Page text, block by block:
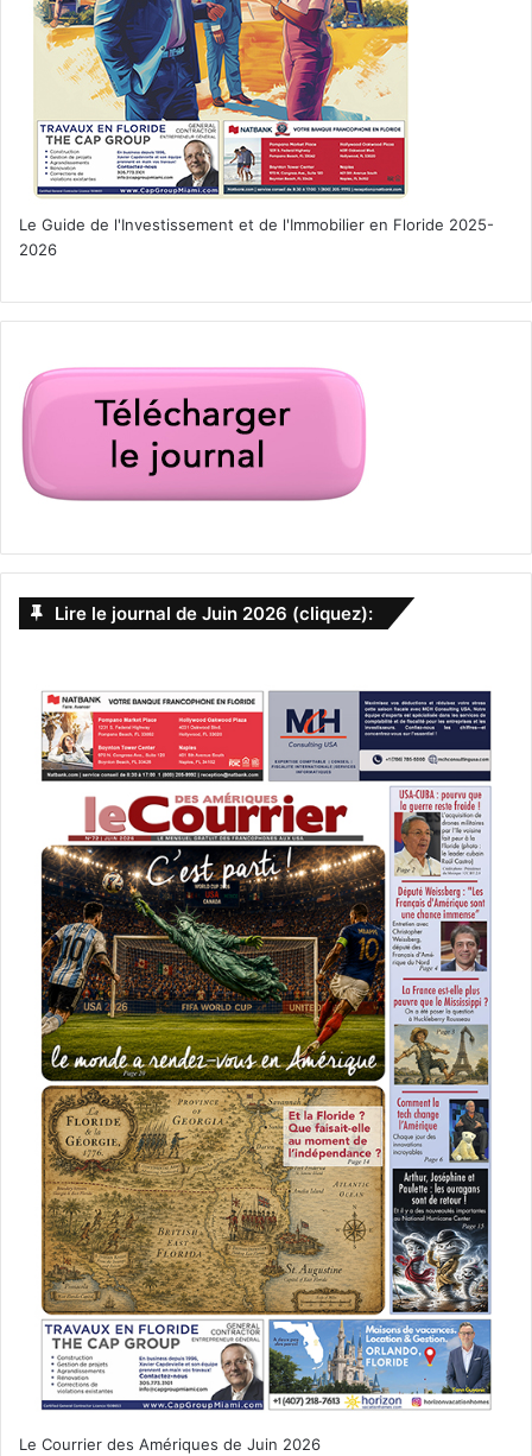
Le Guide de l'Investissement et de l'Immobilier en Floride 2025-
2026
Lire le journal de Juin 2026 (cliquez):
Le Courrier des Amériques de Juin 2026